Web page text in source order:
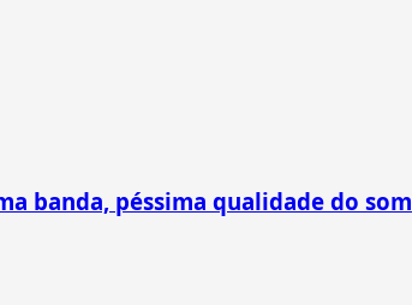
banda, péssima qualidade do som